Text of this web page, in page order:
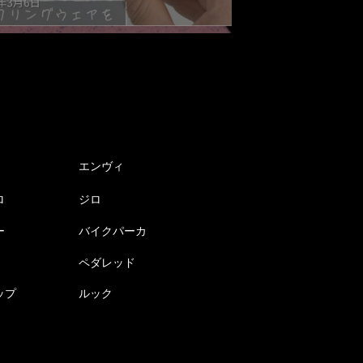
エンヴィ
ジロ
バイクパーカ
ペダレッド
プ ルック